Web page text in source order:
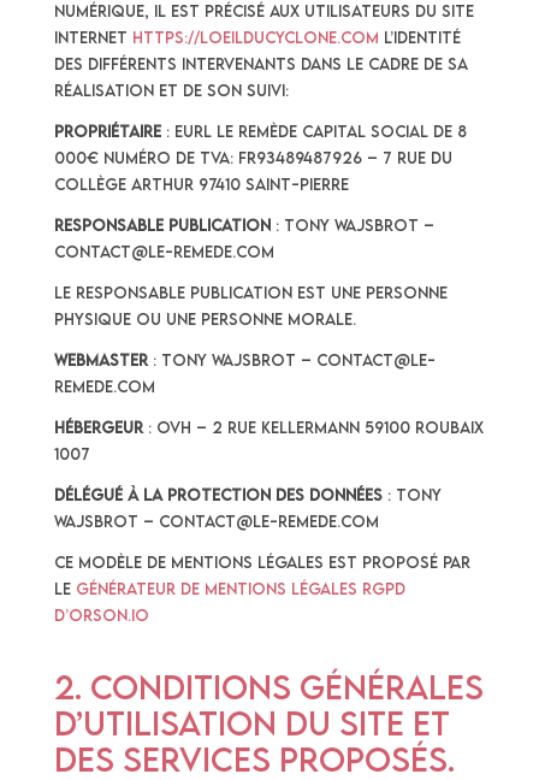
numérique, il est précisé aux utilisateurs du site
internet https://loeilducyclone.com l’identité
des différents intervenants dans le cadre de sa
réalisation et de son suivi:
Propriétaire: EURL Le Remède Capital social de 8
000€ Numéro de TVA: FR93489487926 – 7 rue du
collège Arthur 97410 Saint-Pierre
Responsable publication: Tony WAJSBROT –
contact@le-remede.com
Le responsable publication est une personne
physique ou une personne morale.
Webmaster: Tony WAJSBROT – contact@le-
remede.com
Hébergeur: ovh – 2 rue Kellermann 59100 Roubaix
1007
Délégué à la protection des données: Tony
WAJSBROT – contact@le-remede.com
Ce modèle de mentions légales est proposé par
le générateur de mentions légales RGPD
d’Orson.io
2. Conditions générales
d’utilisation du site et
des services proposés.